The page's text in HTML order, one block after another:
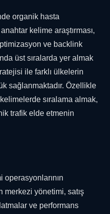
organik hasta
kelime araştırması,
ve backlink
üst sıralarda yer almak
ile farklı ülkelerin
sağlanmaktadır. Özellikle
sıralama almak,
trafik elde etmenin
operasyonlarının
merkezi yönetimi, satış
ve performans